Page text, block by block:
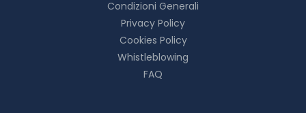
Condizioni Generali
Privacy Policy
Cookies Policy
Whistleblowing
FAQ